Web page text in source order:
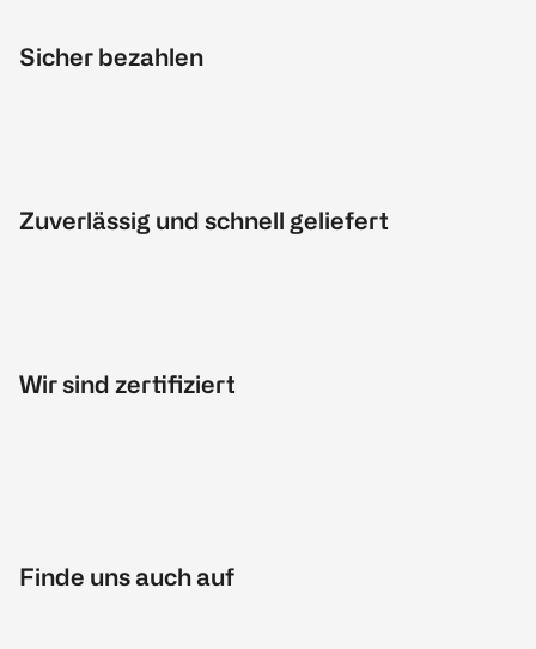
Sicher bezahlen
Zuverlässig und schnell geliefert
Wir sind zertifiziert
Finde uns auch auf